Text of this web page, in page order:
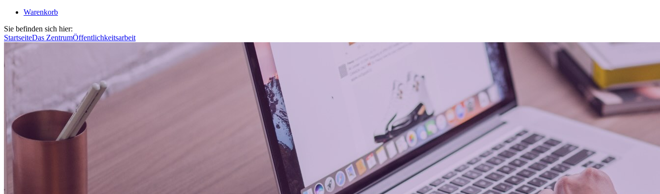
Warenkorb
Sie befinden sich hier:
StartseiteDas ZentrumÖffentlichkeitsarbeit